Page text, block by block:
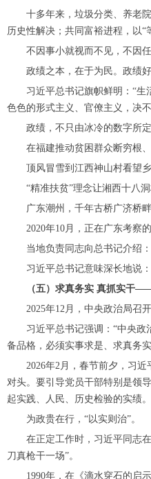
十多年来，垃圾分类、养老院
历史性解决；共同富裕进程，以
不因事小就视而不见，不因任
政绩之本，在于为民。政绩好
习近平总书记旗帜鲜明：“生活
色色的形式主义、官僚主义，决
政绩，不只由冰冷的数字所定
在福建推动贫困群众断穷根、
顶风冒雪到江西神山村看望乡
“精准扶贫”理念让湘西十八洞
广东潮州，千年古桥广济桥畔
2020年10月，正在广东考察的
当地负责同志向总书记介绍：
习近平总书记意味深长地说：“
（五）求真务实 真抓实干
2025年12月，中央政治局召开
习近平总书记强调：“中央政治
备品格，必须实事求是、求真务
2026年2月，春节前夕，习近
对头。要引导党员干部特别是领
起实践、人民、历史检验的实绩
为政贵在行，“以实则治”。
在正定工作时，习近平同志在
刀真枪干一场”。
1990年，在《滴水穿石的启示